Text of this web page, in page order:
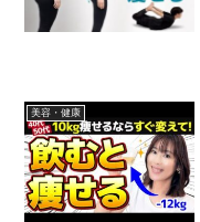
美容・健康